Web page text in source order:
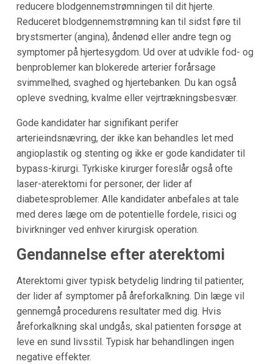
reducere blodgennemstrømningen til dit hjerte.
Reduceret blodgennemstrømning kan til sidst føre til
brystsmerter (angina), åndenød eller andre tegn og
symptomer på hjertesygdom. Ud over at udvikle fod- og
benproblemer kan blokerede arterier forårsage
svimmelhed, svaghed og hjertebanken. Du kan også
opleve svedning, kvalme eller vejrtrækningsbesvær.
Gode kandidater har signifikant perifer
arterieindsnævring, der ikke kan behandles let med
angioplastik og stenting og ikke er gode kandidater til
bypass-kirurgi. Tyrkiske kirurger foreslår også ofte
laser-aterektomi for personer, der lider af
diabetesproblemer. Alle kandidater anbefales at tale
med deres læge om de potentielle fordele, risici og
bivirkninger ved enhver kirurgisk operation.
Gendannelse efter aterektomi
Aterektomi giver typisk betydelig lindring til patienter,
der lider af symptomer på åreforkalkning. Din læge vil
gennemgå procedurens resultater med dig. Hvis
åreforkalkning skal undgås, skal patienten forsøge at
leve en sund livsstil. Typisk har behandlingen ingen
negative effekter.